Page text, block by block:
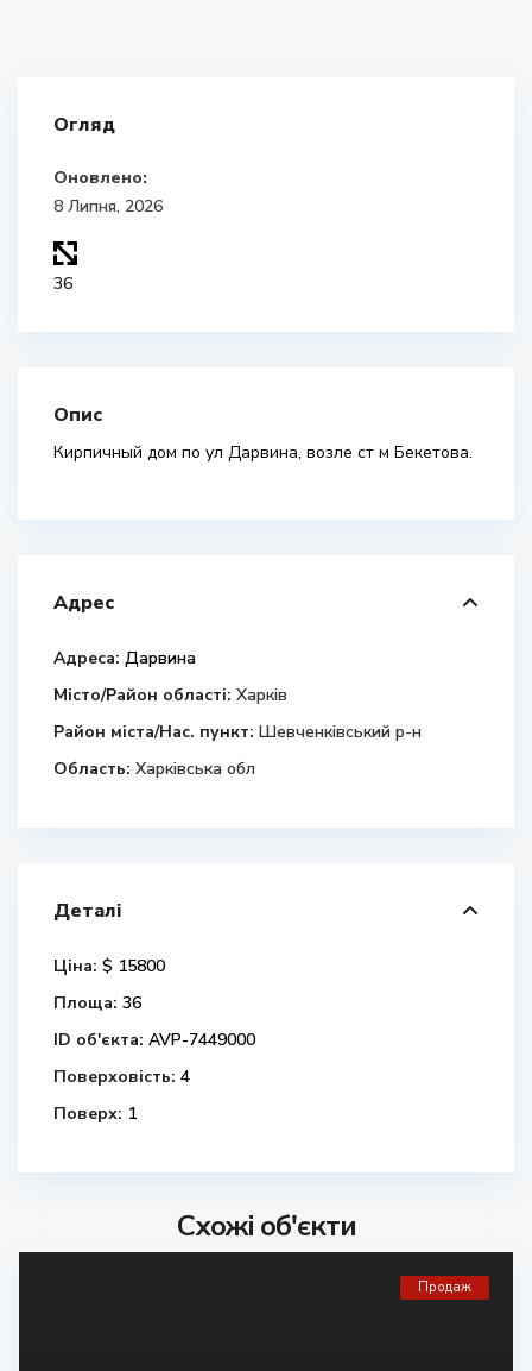
Огляд
Оновлено:
8 Липня, 2026
36
Опис
Кирпичный дом по ул Дарвина, возле ст м Бекетова.
Адрес
Адреса: Дарвина
Місто/Район області: Харків
Район міста/Нас. пункт: Шевченківський р-н
Область: Харківська обл
Деталі
Ціна: $ 15800
Площа: 36
ID об'єкта: AVP-7449000
Поверховість: 4
Поверх: 1
Схожі об'єкти
Продаж